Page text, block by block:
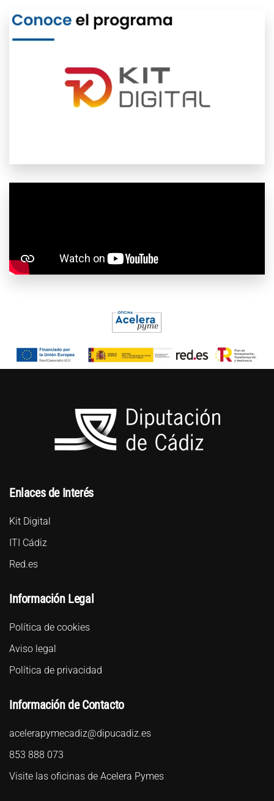
Enlaces de Interés
Kit Digital
ITI Cádiz
Red.es
Información Legal
Política de cookies
Aviso legal
Política de privacidad
Información de Contacto
acelerapymecadiz@dipucadiz.es
853 888 073
Visite las oficinas de Acelera Pymes